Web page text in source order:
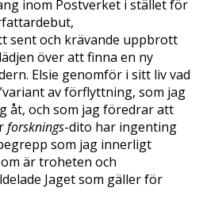
inom Postverket i stället för
sent och krävande uppbrott
över att finna en ny
Elsie genomför i sitt liv vad
av förflyttning, som jag
åt, och som jag föredrar att
forsknings-dito har ingenting
som jag innerligt
är troheten och
Jaget som gäller för